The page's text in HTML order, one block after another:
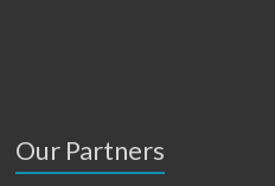
Our Partners